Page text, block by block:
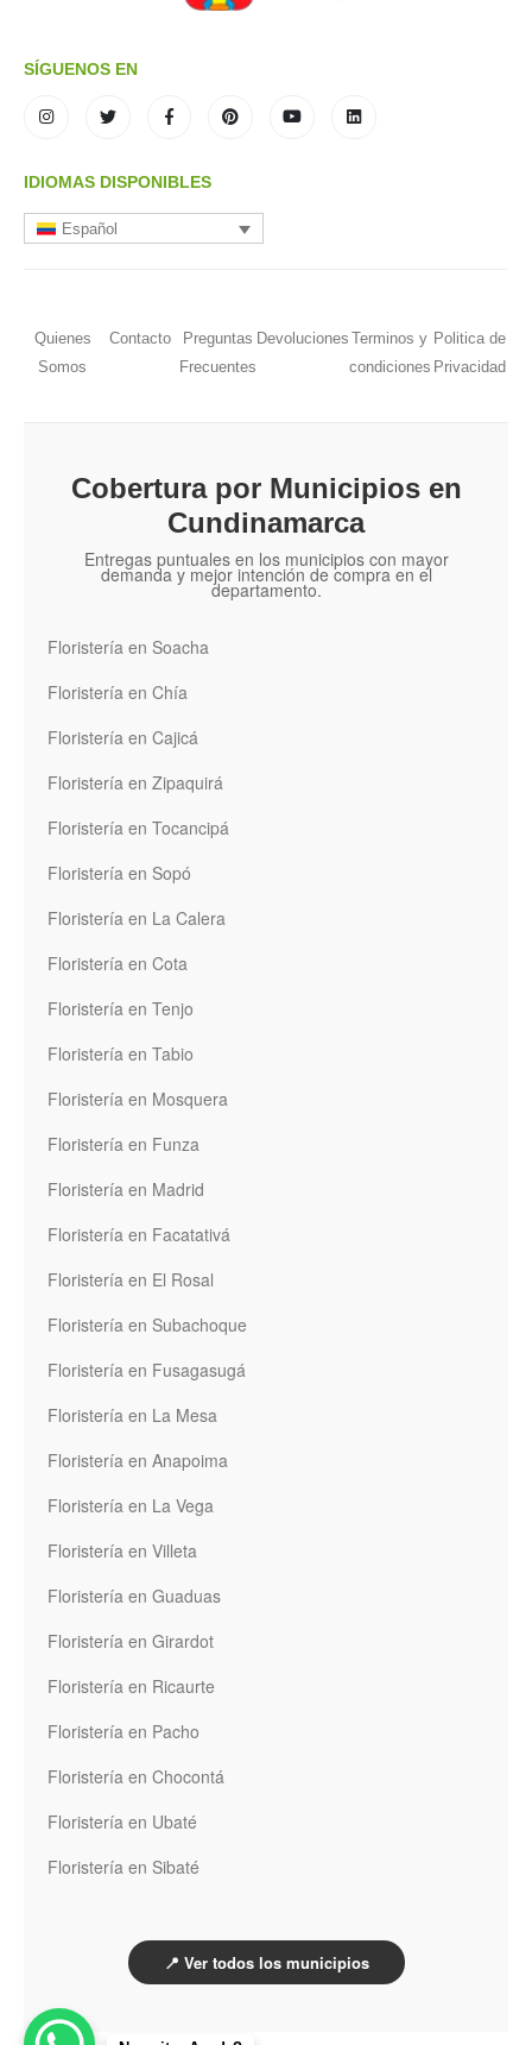
SÍGUENOS EN
IDIOMAS DISPONIBLES
Español
Quienes
Somos
Contacto
Preguntas
Frecuentes
Devoluciones Terminos y
condiciones
Politica de
Privacidad
Cobertura por Municipios en
Cundinamarca
Entregas puntuales en los municipios con mayor
demanda y mejor intención de compra en el
departamento.
Floristería en Soacha
Floristería en Chía
Floristería en Cajicá
Floristería en Zipaquirá
Floristería en Tocancipá
Floristería en Sopó
Floristería en La Calera
Floristería en Cota
Floristería en Tenjo
Floristería en Tabio
Floristería en Mosquera
Floristería en Funza
Floristería en Madrid
Floristería en Facatativá
Floristería en El Rosal
Floristería en Subachoque
Floristería en Fusagasugá
Floristería en La Mesa
Floristería en Anapoima
Floristería en La Vega
Floristería en Villeta
Floristería en Guaduas
Floristería en Girardot
Floristería en Ricaurte
Floristería en Pacho
Floristería en Chocontá
Floristería en Ubaté
Floristería en Sibaté
📍 Ver todos los municipios